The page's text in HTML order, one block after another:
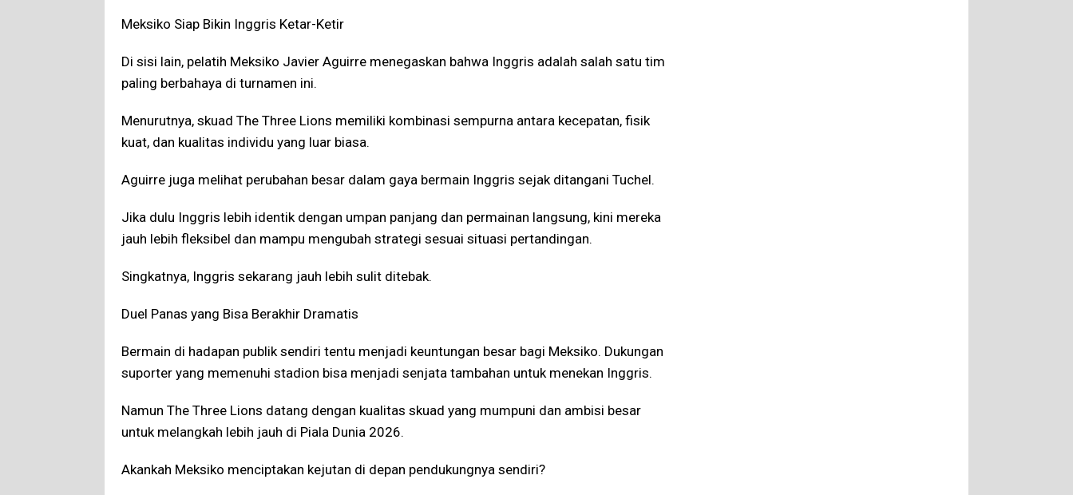
Meksiko Siap Bikin Inggris Ketar-Ketir
Di sisi lain, pelatih Meksiko Javier Aguirre menegaskan bahwa Inggris adalah salah satu tim
paling berbahaya di turnamen ini.
Menurutnya, skuad The Three Lions memiliki kombinasi sempurna antara kecepatan, fisik
kuat, dan kualitas individu yang luar biasa.
Aguirre juga melihat perubahan besar dalam gaya bermain Inggris sejak ditangani Tuchel.
Jika dulu Inggris lebih identik dengan umpan panjang dan permainan langsung, kini mereka
jauh lebih fleksibel dan mampu mengubah strategi sesuai situasi pertandingan.
Singkatnya, Inggris sekarang jauh lebih sulit ditebak.
Duel Panas yang Bisa Berakhir Dramatis
Bermain di hadapan publik sendiri tentu menjadi keuntungan besar bagi Meksiko. Dukungan
suporter yang memenuhi stadion bisa menjadi senjata tambahan untuk menekan Inggris.
Namun The Three Lions datang dengan kualitas skuad yang mumpuni dan ambisi besar
untuk melangkah lebih jauh di Piala Dunia 2026.
Akankah Meksiko menciptakan kejutan di depan pendukungnya sendiri?